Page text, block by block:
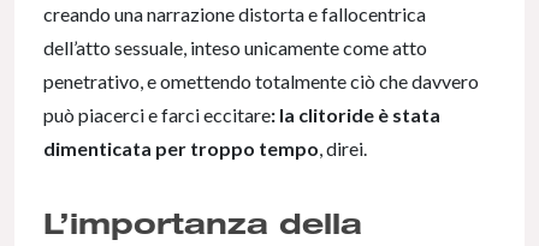
creando una narrazione distorta e fallocentrica
dell’atto sessuale, inteso unicamente come atto
penetrativo, e omettendo totalmente ciò che davvero
può piacerci e farci eccitare: la clitoride è stata
dimenticata per troppo tempo, direi.
L’importanza della